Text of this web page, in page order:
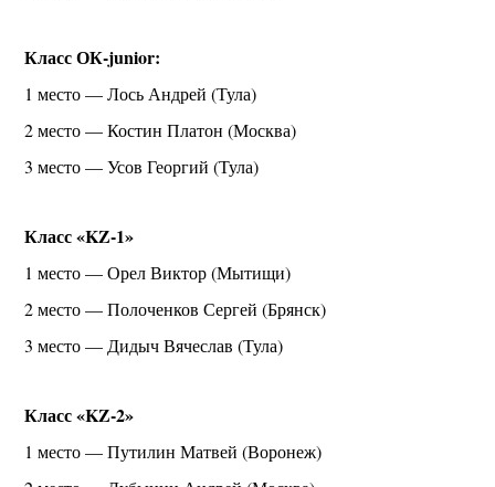
Класс ОК-junior:
1 место — Лось Андрей (Тула)
2 место — Костин Платон (Москва)
3 место — Усов Георгий (Тула)
Класс «KZ-1»
1 место — Орел Виктор (Мытищи)
2 место — Полоченков Сергей (Брянск)
3 место — Дидыч Вячеслав (Тула)
Класс «KZ-2»
1 место — Путилин Матвей (Воронеж)